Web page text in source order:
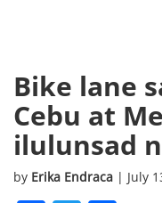
Bike lane
Cebu at
ilulunsad
by Erika Endraca | July